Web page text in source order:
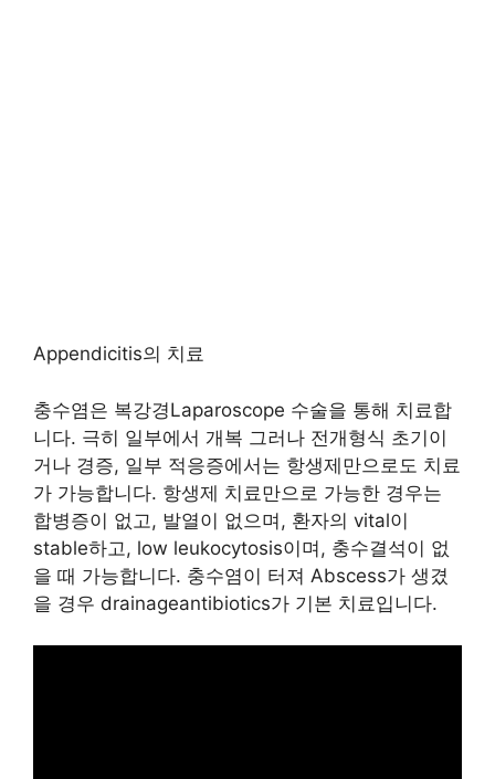
Appendicitis의 치료
충수염은 복강경Laparoscope 수술을 통해 치료합
니다. 극히 일부에서 개복 그러나 전개형식 초기이
거나 경증, 일부 적응증에서는 항생제만으로도 치료
가 가능합니다. 항생제 치료만으로 가능한 경우는
합병증이 없고, 발열이 없으며, 환자의 vital이
stable하고, low leukocytosis이며, 충수결석이 없
을 때 가능합니다. 충수염이 터져 Abscess가 생겼
을 경우 drainageantibiotics가 기본 치료입니다.